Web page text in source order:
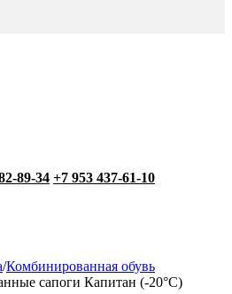
89-34 +7 953 437-61-10
/Комбинированная обувь
сапоги Капитан (-20°С)